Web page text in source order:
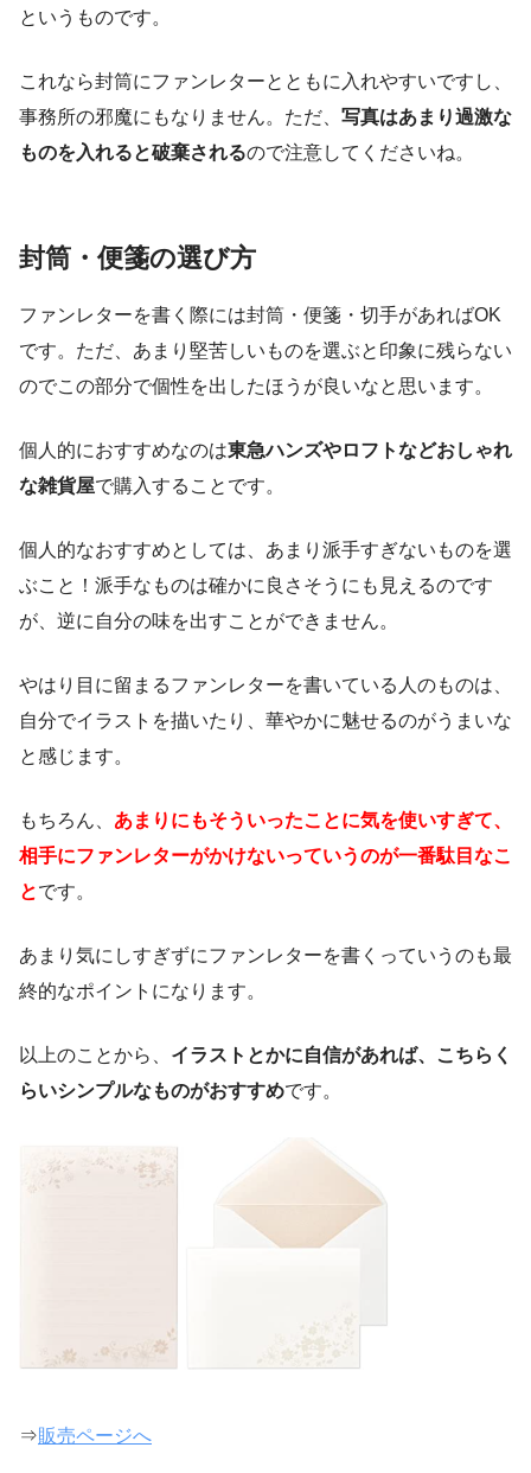
というものです。
これなら封筒にファンレターとともに入れやすいですし、
事務所の邪魔にもなりません。ただ、 写真はあまり過激な
ものを入れると破棄されるので注意してくださいね。
封筒・便箋の選び方
ファンレターを書く際には封筒・便箋・切手があればOK
です。ただ、あまり堅苦しいものを選ぶと印象に残らない
のでこの部分で個性を出したほうが良いなと思います。
個人的におすすめなのは東急ハンズやロフトなどおしゃれ
な雑貨屋で購入することです。
個人的なおすすめとしては、あまり派手すぎないものを選
ぶこと！派手なものは確かに良さそうにも見えるのです
が、逆に自分の味を出すことができません。
やはり目に留まるファンレターを書いている人のものは、
自分でイラストを描いたり、華やかに魅せるのがうまいな
と感じます。
もちろん、 あまりにもそういったことに気を使いすぎて、
相手にファンレターがかけないっていうのが一番駄目なこ
とです。
あまり気にしすぎずにファンレターを書くっていうのも最
終的なポイントになります。
以上のことから、 イラストとかに自信があれば、こちらく
らいシンプルなものがおすすめです。
⇒販売ページへ